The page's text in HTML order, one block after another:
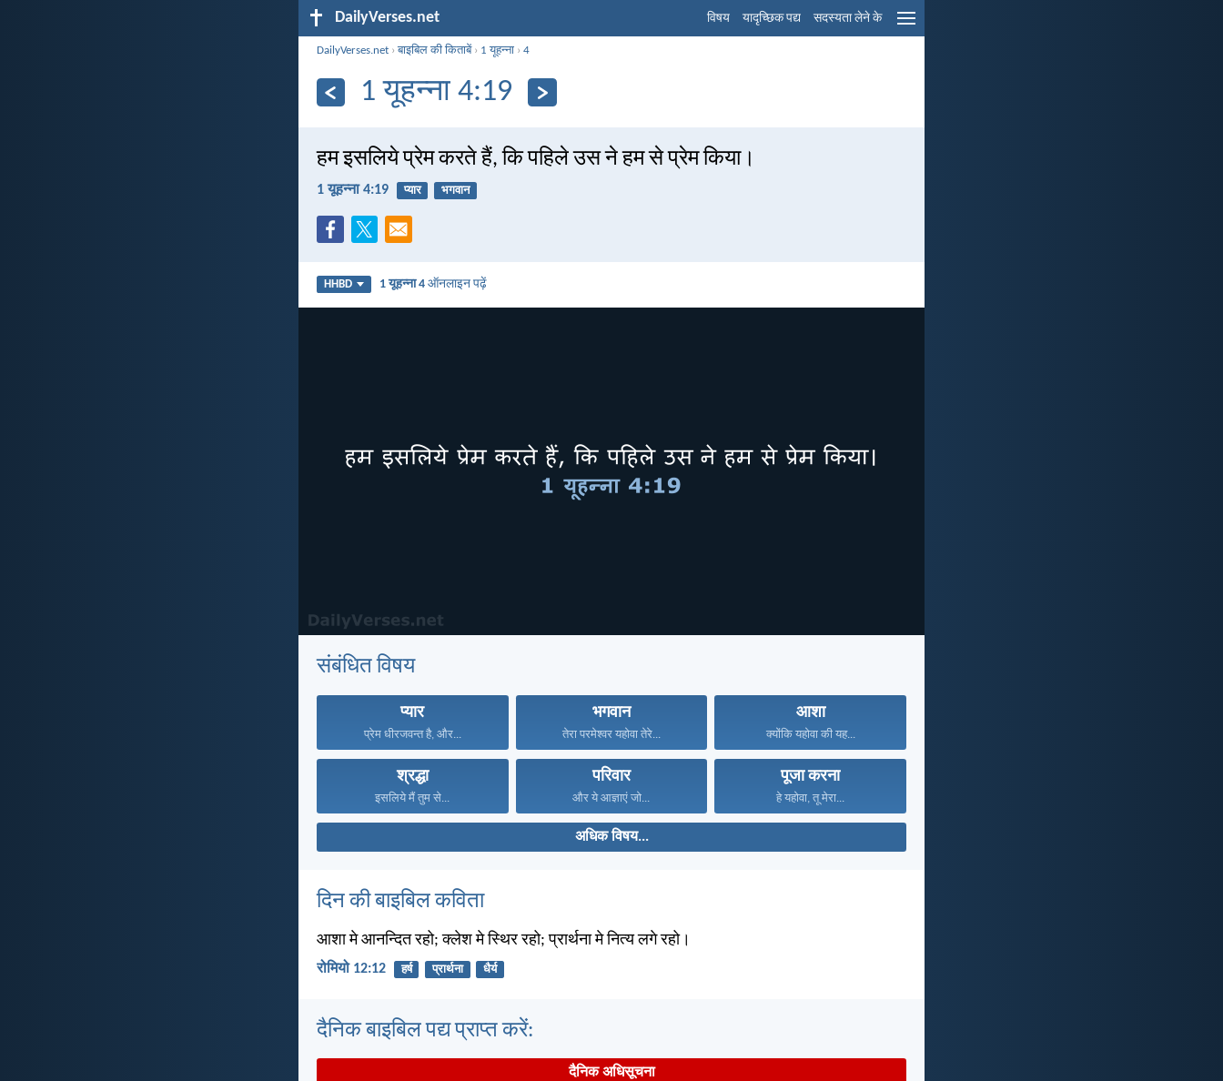
DailyVerses.net विषय यादृच्छिक पद्य सदस्यता लेने के
DailyVerses.net ›बाइबिल की किताबें› 1 यूहन्ना ›4
1 यूहन्ना 4:19
हम इसलिये प्रेम करते हैं, कि पहिले उस ने हम से प्रेम किया।
1 यूहन्ना 4:19 प्यार भगवान
HHBD 1 यूहन्ना 4 ऑनलाइन पढ़ें
संबंधित विषय
प्यार
प्रेम धीरजवन्त है, और...
भगवान
तेरा परमेश्वर यहोवा तेरे...
आशा
क्योंकि यहोवा की यह...
श्रद्धा
इसलिये मैं तुम से...
परिवार
और ये आज्ञाएं जो...
पूजा करना
हे यहोवा, तू मेरा...
अधिक विषय...
दिन की बाइबिल कविता
आशा मे आनन्दित रहो; क्लेश मे स्थिर रहो; प्रार्थना मे नित्य लगे रहो।
रोमियो 12:12 हर्ष प्रार्थना धैर्य
दैनिक बाइबिल पद्य प्राप्त करें:
दैनिक अधिसूचना